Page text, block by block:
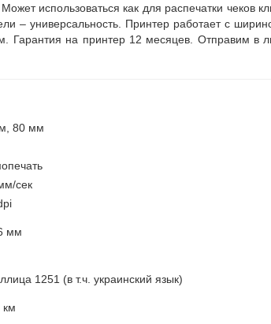
использоваться как для распечатки чеков
– универсальность. Принтер работает с
Гарантия на принтер 12 месяцев. Отправим в
80 мм
сек
мм
1251 (в т.ч. украинский язык)
км